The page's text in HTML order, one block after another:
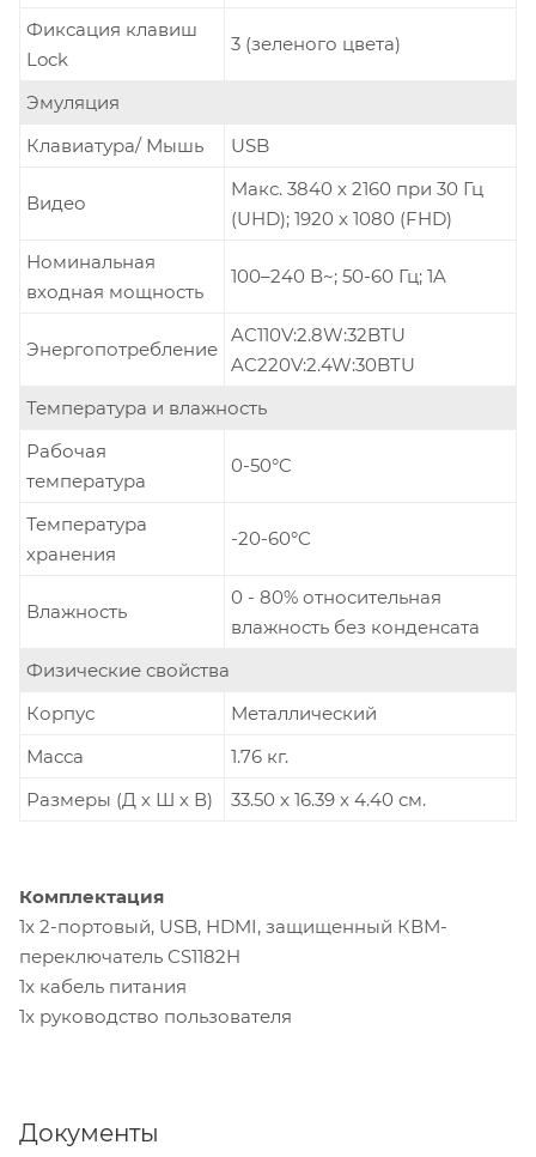
Фиксация клавиш
Lock
3 (зеленого цвета)
Эмуляция
Клавиатура/ Мышь
USB
Видео
Mакс. 3840 x 2160 при 30 Гц
(UHD); 1920 x 1080 (FHD)
Номинальная
входная мощность
100–240 В~; 50-60 Гц; 1A
Энергопотребление
AC110V:2.8W:32BTU
AC220V:2.4W:30BTU
Температура и влажность
Рабочая
температура
0-50°C
Температура
хранения
-20-60°C
Влажность
0 - 80% относительная
влажность без конденсата
Физические свойства
Корпус
Металлический
Масса
1.76 кг.
Размеры (Д х Ш х В)
33.50 x 16.39 x 4.40 см.
Комплектация
1x 2-портовый, USB, HDMI, защищенный КВМ-
переключатель CS1182H
1x кабель питания
1x руководство пользователя
Документы